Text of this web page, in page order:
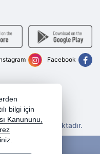
hakları saklıdır.
ile korunmaktadır.
Facebook
bilgi için
Kanununu,